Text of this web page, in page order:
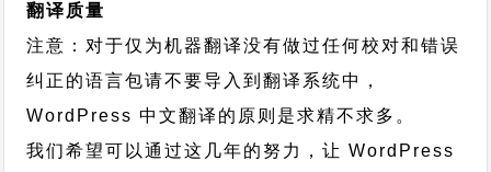
翻译质量
注意：对于仅为机器翻译没有做过任何校对和错误
纠正的语言包请不要导入到翻译系统中，
WordPress 中文翻译的原则 是求精不求多。
我们希望可以通过这几年的努力，让 WordPress